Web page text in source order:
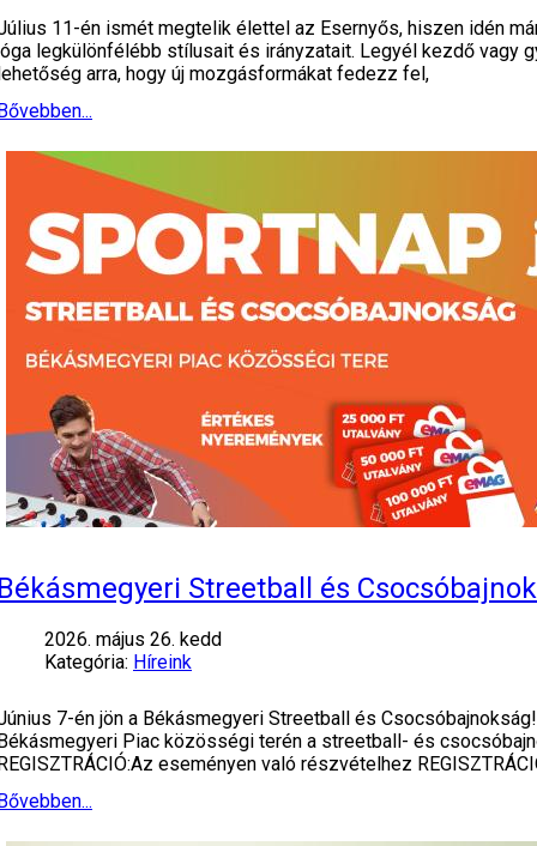
11-én ismét megtelik élettel az Esernyős, hiszen idén
legkülönfélébb stílusait és irányzatait. Legyél kezdő vagy
arra, hogy új mozgásformákat fedezz fel,
Streetball és
2026. május 26. kedd
Kategória: Híreink
7-én jön a Békásmegyeri Streetball és
Piac közösségi terén a streetball- és
eseményen való részvételhez